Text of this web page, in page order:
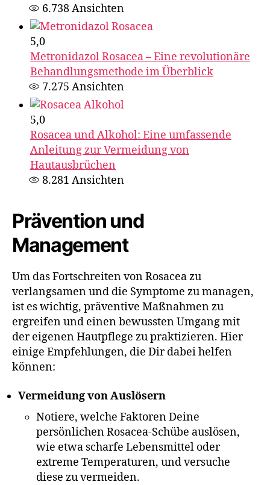
6.738Ansichten
5,0
Metronidazol Rosacea – Eine revolutionäre
Behandlungsmethode im Überblick
7.275 Ansichten
5,0
Rosacea und Alkohol: Eine umfassende
Anleitung zur Vermeidung von
Hautausbrüchen
8.281 Ansichten
Prävention und
Management
Um das Fortschreiten von Rosacea zu
verlangsamen und die Symptome zu managen,
ist es wichtig, präventive Maßnahmen zu
ergreifen und einen bewussten Umgang mit
der eigenen Hautpflege zu praktizieren. Hier
einige Empfehlungen, die Dir dabei helfen
können:
Vermeidung von Auslösern
Notiere, welche Faktoren Deine
persönlichen Rosacea-Schübe auslösen,
wie etwa scharfe Lebensmittel oder
extreme Temperaturen, und versuche
diese zu vermeiden.